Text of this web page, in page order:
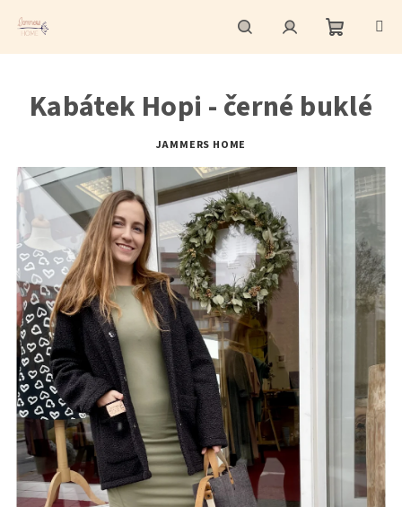
HledatPřihlášeníNákupní
košík
Kabátek Hopi - černé buklé
JAMMERS HOME